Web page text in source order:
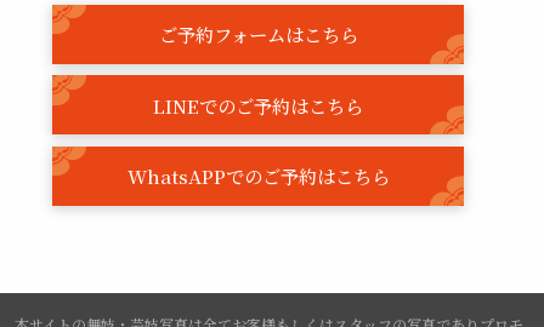
ご予約フォームはこちら
LINEでのご予約はこちら
WhatsAPPでのご予約はこちら